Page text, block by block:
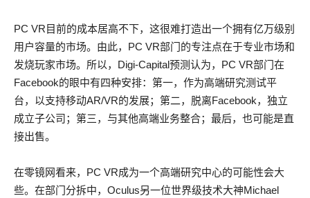
PC VR目前的成本居高不下，这很难打造出一个拥有亿万级别
用户容量的市场。由此，PC VR部门的专注点在于专业市场和
发烧玩家市场。所以，Digi-Capital预测认为，PC VR部门在
Facebook的眼中有四种安排：第一，作为高端研究测试平
台，以支持移动AR/VR的发展；第二，脱离Facebook，独立
成立子公司；第三，与其他高端业务整合；最后，也可能是直
接出售。
在零镜网看来，PC VR成为一个高端研究中心的可能性会大
些。在部门分拆中，Oculus另一位世界级技术大神Michael